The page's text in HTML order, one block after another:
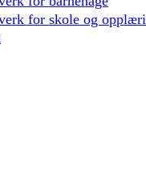
for skole og